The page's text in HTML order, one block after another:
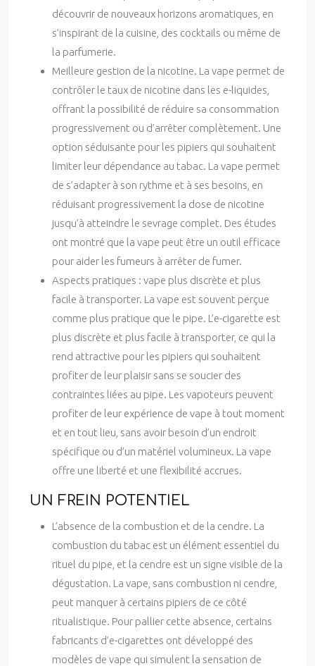
découvrir de nouveaux horizons aromatiques, en
s’inspirant de la cuisine, des cocktails ou même de
la parfumerie.
Meilleure gestion de la nicotine. La vape permet de
contrôler le taux de nicotine dans les e-liquides,
offrant la possibilité de réduire sa consommation
progressivement ou d’arrêter complètement. Une
option séduisante pour les pipiers qui souhaitent
limiter leur dépendance au tabac. La vape permet
de s’adapter à son rythme et à ses besoins, en
réduisant progressivement la dose de nicotine
jusqu’à atteindre le sevrage complet. Des études
ont montré que la vape peut être un outil efficace
pour aider les fumeurs à arrêter de fumer.
Aspects pratiques : vape plus discrète et plus
facile à transporter. La vape est souvent perçue
comme plus pratique que le pipe. L’e-cigarette est
plus discrète et plus facile à transporter, ce qui la
rend attractive pour les pipiers qui souhaitent
profiter de leur plaisir sans se soucier des
contraintes liées au pipe. Les vapoteurs peuvent
profiter de leur expérience de vape à tout moment
et en tout lieu, sans avoir besoin d’un endroit
spécifique ou d’un matériel volumineux. La vape
offre une liberté et une flexibilité accrues.
UN FREIN POTENTIEL
L’absence de la combustion et de la cendre. La
combustion du tabac est un élément essentiel du
rituel du pipe, et la cendre est un signe visible de la
dégustation. La vape, sans combustion ni cendre,
peut manquer à certains pipiers de ce côté
ritualistique. Pour pallier cette absence, certains
fabricants d’e-cigarettes ont développé des
modèles de vape qui simulent la sensation de